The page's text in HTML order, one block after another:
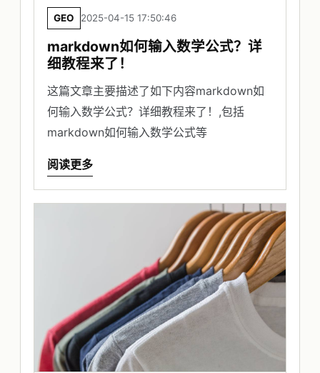
GEO 2025-04-15 17:50:46
markdown如何输入数学公式？详
细教程来了！
这篇文章主要描述了如下内容markdown如
何输入数学公式？详细教程来了！,包括
markdown如何输入数学公式等
阅读更多